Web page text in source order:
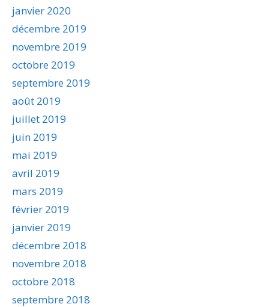
janvier 2020
décembre 2019
novembre 2019
octobre 2019
septembre 2019
août 2019
juillet 2019
juin 2019
mai 2019
avril 2019
mars 2019
février 2019
janvier 2019
décembre 2018
novembre 2018
octobre 2018
septembre 2018